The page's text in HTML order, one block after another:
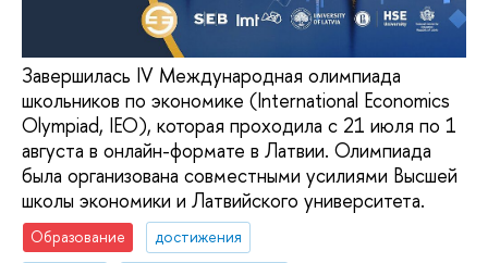
Завершилась IV Международная олимпиада
школьников по экономике (International Economics
Olympiad, IEO), которая проходила с 21 июля по 1
августа в онлайн-формате в Латвии. Олимпиада
была организована совместными усилиями Высшей
школы экономики и Латвийского университета.
Образование
достижения